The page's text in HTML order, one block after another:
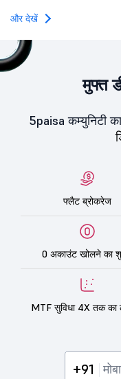
और देखें
मुफ्त
5paisa कम्युनिटी
फ्लैट ब्रोकरेज
0 अकाउंट खोलने का
MTF सुविधा 4X तक का
+91